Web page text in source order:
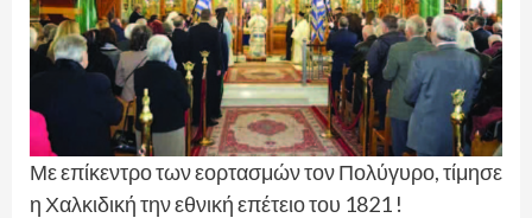
Με επίκεντρο των εορτασμών τον Πολύγυρο, τίμησε
η Χαλκιδική την εθνική επέτειο του 1821 !